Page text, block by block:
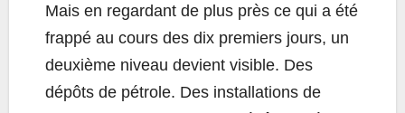
Mais en regardant de plus près ce qui a été
frappé au cours des dix premiers jours, un
deuxième niveau devient visible. Des
dépôts de pétrole. Des installations de